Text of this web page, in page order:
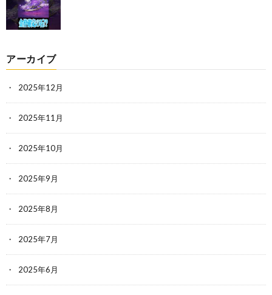
アーカイブ
2025年12月
2025年11月
2025年10月
2025年9月
2025年8月
2025年7月
2025年6月